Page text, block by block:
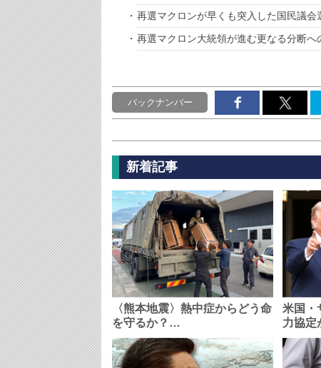
再選マクロンが早くも突入した国民議会
再選マクロン大統領が進む更なる分断へ
バックナンバー
新着記事
〈熊本地震〉熱中症からどう命
を守るか？…
米国・
力協